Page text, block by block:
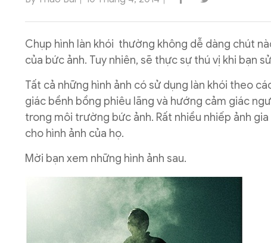
Chụp hình làn khói thường không dễ dàng chút
của bức ảnh. Tuy nhiên, sẽ thực sự thú vị khi bạn
Tất cả những hình ảnh có sử dụng làn khói theo
giác bềnh bồng phiêu lãng và hướng cảm giác
trong môi trường bức ảnh. Rất nhiều nhiếp ảnh
cho hình ảnh của họ.
Mời bạn xem những hình ảnh sau.